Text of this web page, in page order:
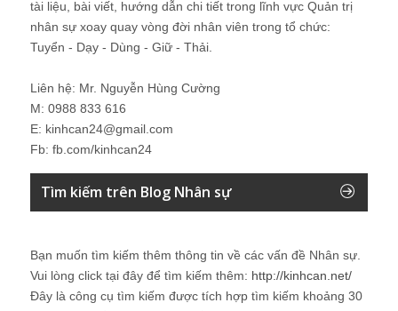
tài liệu, bài viết, hướng dẫn chi tiết trong lĩnh vực Quản trị
nhân sự xoay quay vòng đời nhân viên trong tổ chức:
Tuyển - Dạy - Dùng - Giữ - Thải.
Liên hệ: Mr. Nguyễn Hùng Cường
M: 0988 833 616
E: kinhcan24@gmail.com
Fb: fb.com/kinhcan24
Tìm kiếm trên Blog Nhân sự
Bạn muốn tìm kiếm thêm thông tin về các vấn đề Nhân sự
Vui lòng click tại đây để tìm kiếm thêm: http://kinhcan.net/
Đây là công cụ tìm kiếm được tích hợp tìm kiếm khoảng 30